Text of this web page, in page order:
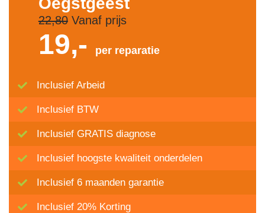
22,80Vanaf prijs
19,- per reparatie
Inclusief Arbeid
Inclusief BTW
Inclusief GRATIS diagnose
Inclusief hoogste kwaliteit onderdelen
Inclusief 6 maanden garantie
Inclusief 20% Korting